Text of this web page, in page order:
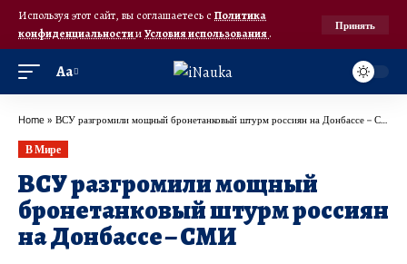
Используя этот сайт, вы соглашаетесь с Политика
конфиденциальностииУсловия использования.
Принять
Аа
Home » ВСУ разгромили мощный бронетанковый штурм россиян на Донбассе – СМИ
В Мире
ВСУ разгромили мощный
бронетанковый штурм россиян
на Донбассе – СМИ